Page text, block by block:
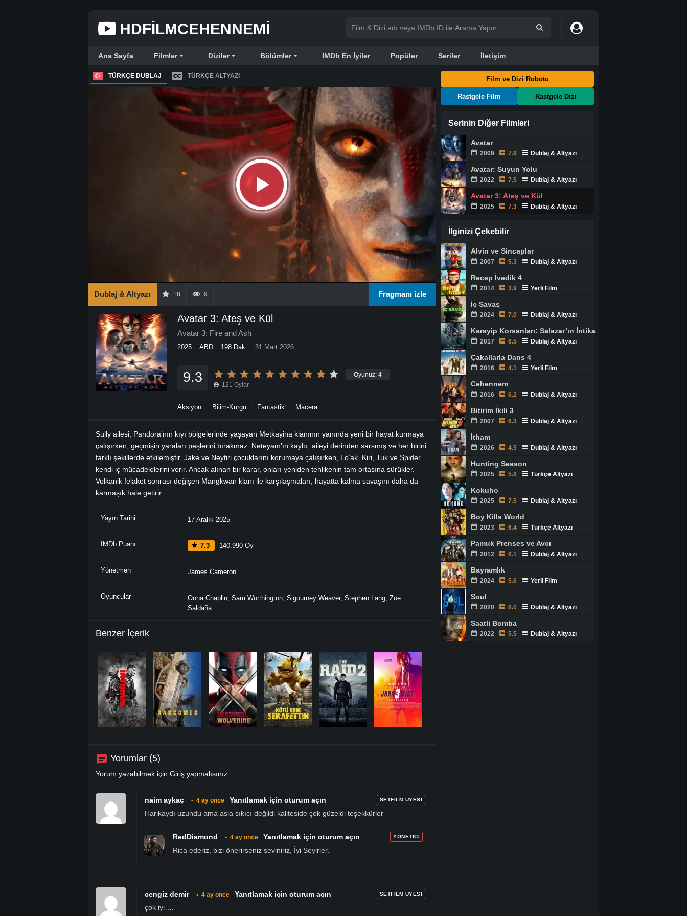
HDFILMCEHENNEMI
Ana Sayfa Filmler Diziler Bölümler IMDb En İyiler Popüler Seriler İletişim
TÜRKÇE DUBLAJ TÜRKÇE ALTYAZI
Dublaj & Altyazı 18 9 Fragmanı izle
Avatar 3: Ateş ve Kül
Avatar 3: Fire and Ash
2025 ABD 198 Dak. 31 Mart 2026
Oyunuz: 4
9.3 121 Oylar
Aksiyon Bilim-Kurgu Fantastik Macera
Sully ailesi, Pandora’nın kıyı bölgelerinde yaşayan Metkayina klanının yanında yeni bir hayat kurmaya
çalışırken, geçmişin yaraları peşlerini bırakmaz. Neteyam’ın kaybı, aileyi derinden sarsmış ve her birini
farklı şekillerde etkilemiştir. Jake ve Neytiri çocuklarını korumaya çalışırken, Lo’ak, Kiri, Tuk ve Spider
kendi iç mücadelelerini verir. Ancak alınan bir karar, onları yeniden tehlikenin tam ortasına sürükler.
Volkanik felaket sonrası değişen Mangkwan klanı ile karşılaşmaları, hayatta kalma savaşını daha da
karmaşık hale getirir.
Yayın Tarihi 17 Aralık 2025
IMDb Puanı 7.3 140.990 Oy
Yönetmen James Cameron
Oyuncular Oona Chaplin Sam Worthington Sigourney Weaver, Stephen Lang Zoe
Saldaña
Benzer İçerik
Film ve Dizi Robotu
Rastgele Film Rastgele Dizi
Serinin Diğer Filmleri
Avatar
2009 7.9 Dublaj & Altyazı
Avatar: Suyun Yolu
2022 7.5 Dublaj & Altyazı
Avatar 3: Ateş ve Kül
2025 7.3 Dublaj & Altyazı
İlginizi Çekebilir
Alvin ve Sincaplar
2007 5.3 Dublaj & Altyazı
Recep İvedik 4
2014 3.9 Yerli Film
İç Savaş
2024 7.0 Dublaj & Altyazı
Karayip Korsanları: Salazar’ın İntikamı
2017 6.5 Dublaj & Altyazı
Çakallarla Dans 4
2016 4.1 Yerli Film
Cehennem
2016 6.2 Dublaj & Altyazı
Bitirim İkili 3
2007 6.3 Dublaj & Altyazı
İtham
2026 4.5 Dublaj & Altyazı
Hunting Season
2025 5.8 Türkçe Altyazı
Kokuho
2025 7.5 Dublaj & Altyazı
Boy Kills World
2023 6.4 Türkçe Altyazı
Pamuk Prenses ve Avcı
2012 6.1 Dublaj & Altyazı
Bayramlık
2024 5.6 Yerli Film
Soul
2020 8.0 Dublaj & Altyazı
Saatli Bomba
2022 5.5 Dublaj & Altyazı
Yorumlar (5)
Yorum yazabilmek için Giriş yapmalısınız.
naim aykaç • 4 ay önce Yanıtlamak için oturum açın SETFILM ÜYESI
Harikaydı uzundu ama asla sıkıcı değildi kaliteside çok güzeldi teşekkürler
RedDiamond • 4 ay önce Yanıtlamak için oturum açın YÖNETICI
Rica ederiz, bizi önerirseniz seviniriz, İyi Seyirler.
cengiz demir • 4 ay önce Yanıtlamak için oturum açın SETFILM ÜYESI
çok iyi….